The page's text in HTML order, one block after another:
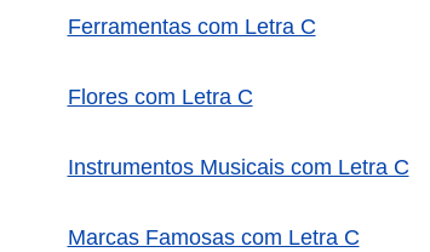
Ferramentas com Letra C
Flores com Letra C
Instrumentos Musicais com Letra C
Marcas Famosas com Letra C